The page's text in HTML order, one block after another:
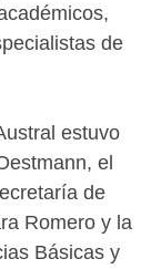
de
estuvo
el
de
Romero y la
Básicas y